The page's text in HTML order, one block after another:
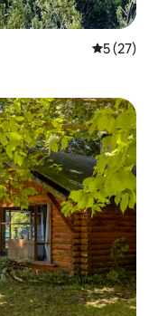
5 de uma
5 (27)